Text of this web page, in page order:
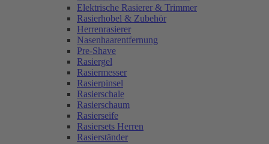
Elektrische Rasierer & Trimmer
Rasierhobel & Zubehör
Herrenrasierer
Nasenhaarentfernung
Pre-Shave
Rasiergel
Rasiermesser
Rasierpinsel
Rasierschale
Rasierschaum
Rasierseife
Rasiersets Herren
Rasierständer